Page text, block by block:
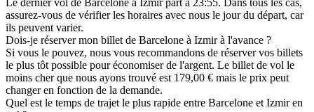
assurez-vous de vérifier les horaires avec nous le jour du départ, car
ils peuvent varier.
Dois-je réserver mon billet de Barcelone à Izmir à l'avance ?
Si vous le pouvez, nous vous recommandons de réserver vos billets
le plus tôt possible pour économiser de l'argent. Le billet de vol le
moins cher que nous ayons trouvé est 179,00 € mais le prix peut
changer en fonction de la demande.
Quel est le temps de trajet le plus rapide entre Barcelone et Izmir en